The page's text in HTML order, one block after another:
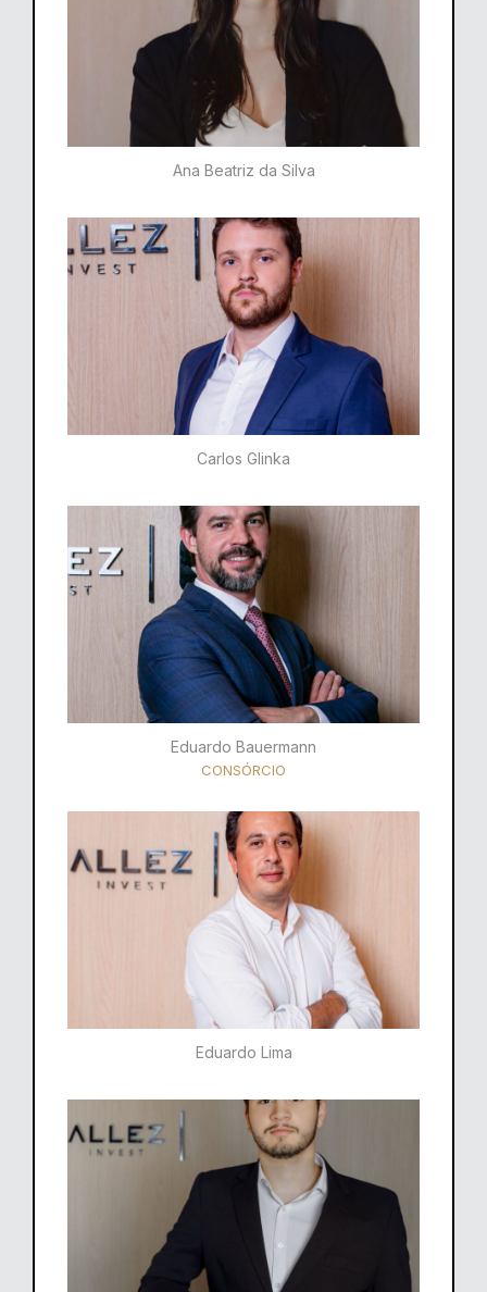
Ana Beatriz da Silva
Carlos Glinka
Eduardo Bauermann
CONSÓRCIO
Eduardo Lima